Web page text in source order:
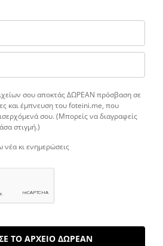
σου αποκτάς ΔΩΡΕΑΝ πρόσβαση σε
και έμπνευση του foteini.me, που
σου. (Μπορείς να διαγραφείς
στιγμή.)
κι ενημερώσεις
ΤΟ ΑΡΧΕΙΟ ΔΩΡΕΑΝ